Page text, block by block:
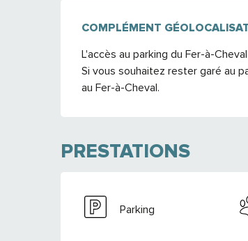
COMPLÉMENT
COMPLÉMENT
L'accès au parking du Fer-à-
Si vous souhaitez rester garé au
au Fer-à-Cheval.
PRESTATIONS
Parking